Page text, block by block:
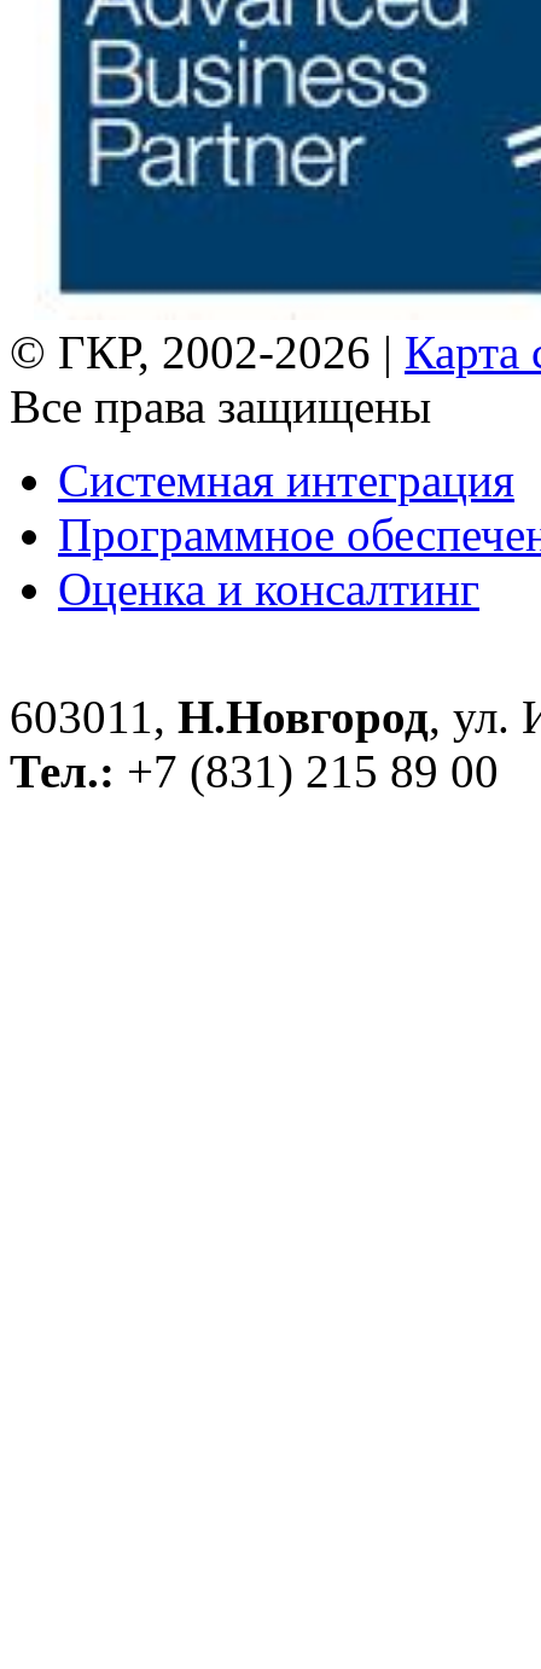
© ГКР, 2002-2026 | Карта
Все права защищены
Системная интеграция
Программное
Оценка и консалтинг
603011, Н.Новгород, ул.
Тел.: +7 (831) 215 89 00